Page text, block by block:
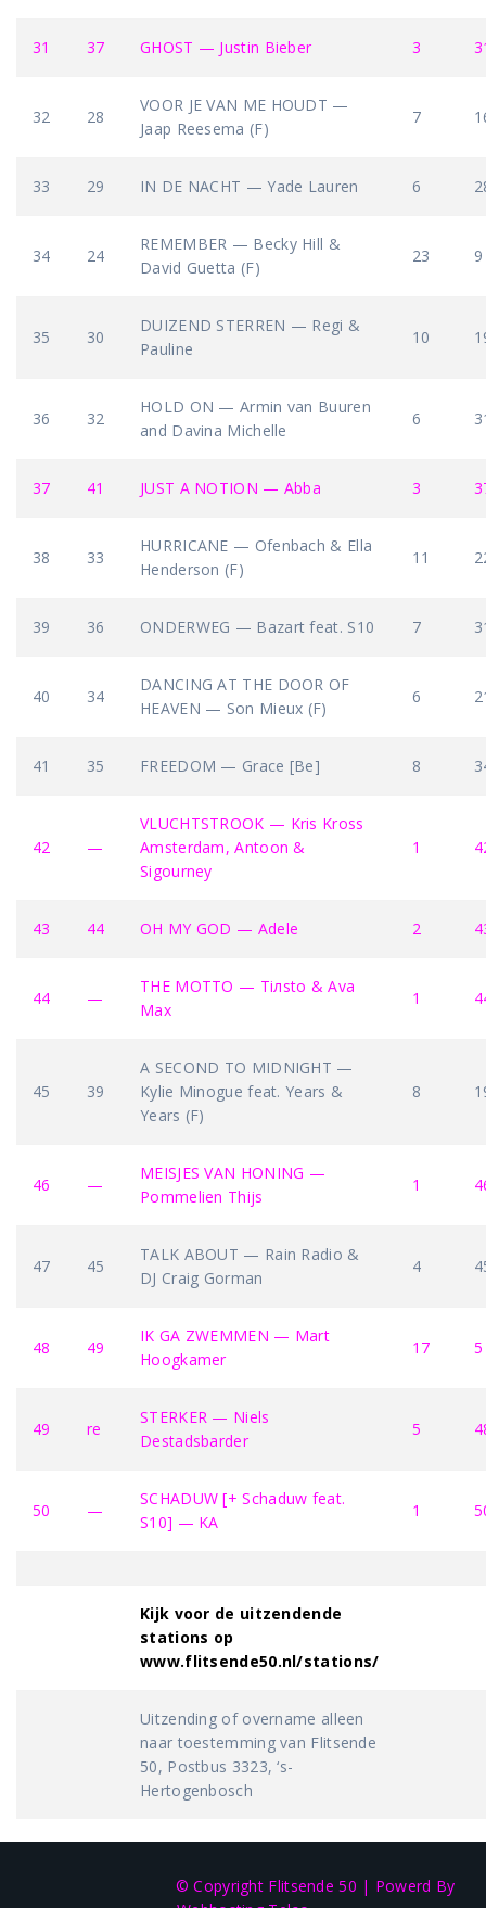
31 37 GHOST — Justin Bieber 3
32 28
VOOR JE VAN ME HOUDT —
Jaap Reesema (F)
7
33 29 IN DE NACHT — Yade Lauren 6
34 24
REMEMBER — Becky Hill &
David Guetta (F)
23 9
35 30
DUIZEND STERREN — Regi &
Pauline
10
36 32
HOLD ON — Armin van Buuren
and Davina Michelle
6
37 41 JUST A NOTION — Abba 3
38 33
HURRICANE — Ofenbach & Ella
Henderson (F)
11
39 36 ONDERWEG — Bazart feat. S10 7
40 34
DANCING AT THE DOOR OF
HEAVEN — Son Mieux (F)
6
41 35 FREEDOM — Grace [Be] 8
42 —
VLUCHTSTROOK — Kris Kross
Amsterdam, Antoon &
Sigourney
1
43 44 OH MY GOD — Adele 2
44 —
THE MOTTO — Tiлsto & Ava
Max
1
45 39
A SECOND TO MIDNIGHT —
Kylie Minogue feat. Years &
Years (F)
8
46 —
MEISJES VAN HONING —
Pommelien Thijs
1
47 45
TALK ABOUT — Rain Radio &
DJ Craig Gorman
4
48 49
IK GA ZWEMMEN — Mart
Hoogkamer
17 5
49 re
STERKER — Niels
Destadsbarder
5
50 —
SCHADUW [+ Schaduw feat.
S10] — KA
1
Kijk voor de uitzendende
stations op
www.flitsende50.nl/stations/
Uitzending of overname alleen
naar toestemming van Flitsende
50, Postbus 3323, ‘s-
Hertogenbosch
© Copyright Flitsende 50 | Powerd By